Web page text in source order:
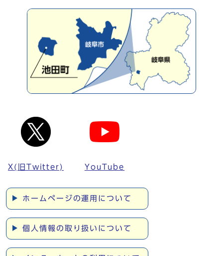
X(旧Twitter) YouTube
ホームページの運用について
個人情報の取り扱いについて